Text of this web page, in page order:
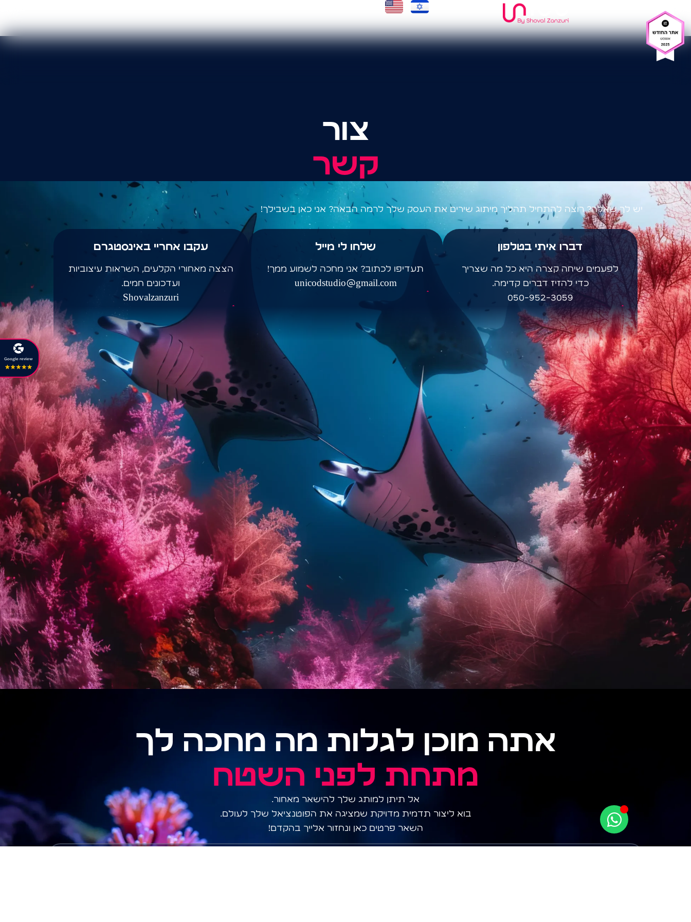
צור
קשר
יש לך שאלה? רוצה להתחיל תהליך מיתוג שירים את העסק שלך לרמה הבאה? אני כאן בשבילך!
דברו איתי בטלפון
לפעמים שיחה קצרה היא כל מה שצריך
כדי להזיז דברים קדימה.
050-952-3059
שלחו לי מייל
תעדיפו לכתוב? אני מחכה לשמוע ממך!
unicodstudio@gmail.com
עקבו אחריי באינסטגרם
הצצה מאחורי הקלעים, השראות עיצוביות
ועדכונים חמים.
Shovalzanzuri
אתה מוכן לגלות מה מחכה לך
מתחת לפני השטח
אל תיתן למותג שלך להישאר מאחור.
בוא ליצור תדמית מדויקת שמציגה את הפוטנציאל שלך לעולם.
השאר פרטים כאן ונחזור אלייך בהקדם!
Google review